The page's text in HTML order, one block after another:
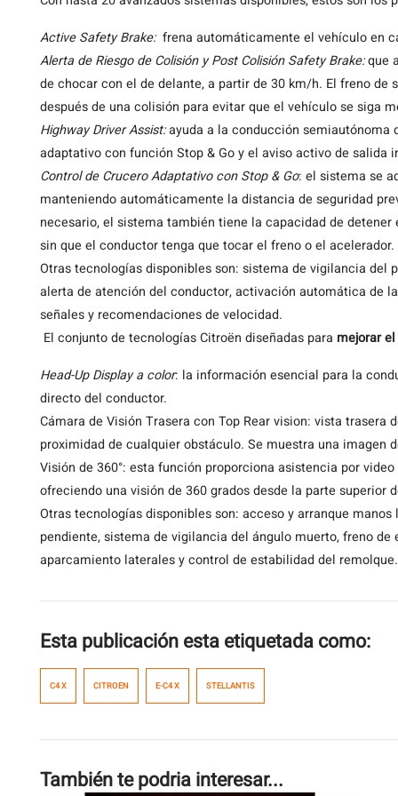
Active Safety Brake: frena automáticamente el vehículo en
Alerta de Riesgo de Colisión y Post Colisión Safety Brake:que
de chocar con el de delante, a partir de 30 km/h. El freno
después de una colisión para evitar que el vehículo se siga
Highway Driver Assist:ayuda a la conducción semiautónoma
adaptativo con función Stop & Go y el aviso activo de salida
Control de Crucero Adaptativo con Stop & Go: el sistema se
manteniendo automáticamente la distancia de seguridad
necesario, el sistema también tiene la capacidad de
sin que el conductor tenga que tocar el freno o el acelerador.
Otras tecnologías disponibles son: sistema de vigilancia
alerta de atención del conductor, activación automática de
señales y recomendaciones de velocidad.
El conjunto de tecnologías Citroën diseñadas para mejorar
Head-Up Display a color: la información esencial para la
directo del conductor.
Cámara de Visión Trasera con Top Rear vision: vista
proximidad de cualquier obstáculo. Se muestra una imagen
Visión de 360°: esta función proporciona asistencia por
ofreciendo una visión de 360 grados desde la parte superior
Otras tecnologías disponibles son: acceso y arranque
pendiente, sistema de vigilancia del ángulo muerto, freno
aparcamiento laterales y control de estabilidad del remolque.
Esta publicación esta etiquetada como:
C4 X CITROEN E-C4 X STELLANTIS
También te podria interesar...